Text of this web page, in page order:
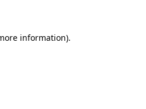
information).